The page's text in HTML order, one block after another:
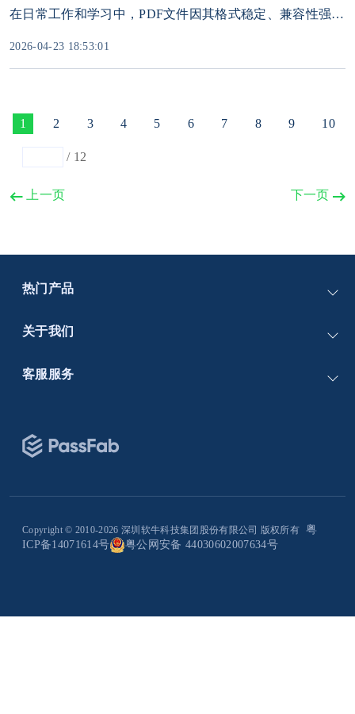
在日常工作和学习中，PDF文件因其格式稳定、兼容性强而被广泛使用。为了保护文件内容的安全性，我们常常会为PDF设置密码。然而，当密码被遗忘或丢失时，原本为了保护隐私而设置的密码反而成了阻碍我们访问文件的绊脚石。
2026-04-23 18:53:01
1 2 3 4 5 6 7 8 9 10
/ 12
上一页 下一页
热门产品
PassFab for Word
PassFab for RAR
关于我们
公司简介
网站地图
退款政策
客服服务
注册码中心
购买常见问题
客服时间：周一至周五（09:00-12:30，14:00-18:30，
19:30-23:30）
Copyright © 2010-2026 深圳软牛科技集团股份有限公司 版权所有 粤
ICP备14071614号
粤公网安备 44030602007634号